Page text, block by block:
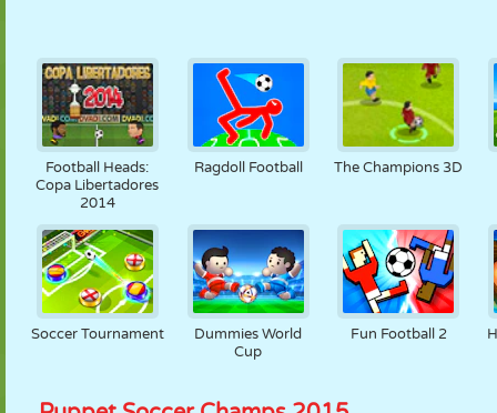
Football Heads:
Copa Libertadores
2014
Ragdoll Football The Champions 3D
Soccer Tournament
Dummies World
Cup
Fun Football 2